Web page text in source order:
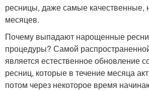
ресницы, даже самые качественные,
месяцев.
Почему выпадают нарощенные
процедуры? Самой
является естественное обновление
ресниц, которые в течение месяца
потом через некоторое время